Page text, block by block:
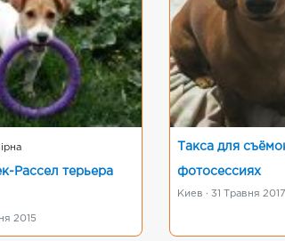
Рассел терьера
2015
Такса для
фотосессиях
Киев · 31 Травня 2017